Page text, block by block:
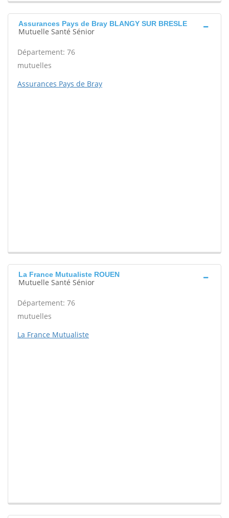
Assurances Pays de Bray BLANGY SUR BRESLE
Mutuelle Santé Sénior
Département: 76
mutuelles
Assurances Pays de Bray
La France Mutualiste ROUEN
Mutuelle Santé Sénior
Département: 76
mutuelles
La France Mutualiste